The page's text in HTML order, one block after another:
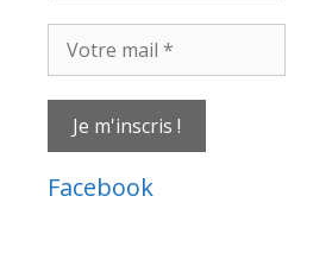
mail
Facebook